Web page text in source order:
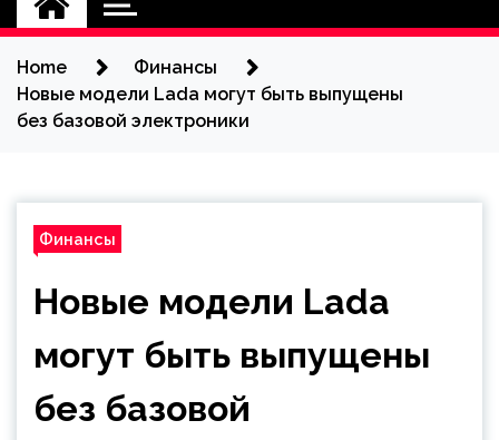
Home
Финансы
Новые модели Lada могут быть выпущены
без базовой электроники
Финансы
Новые модели Lada
могут быть выпущены
без базовой